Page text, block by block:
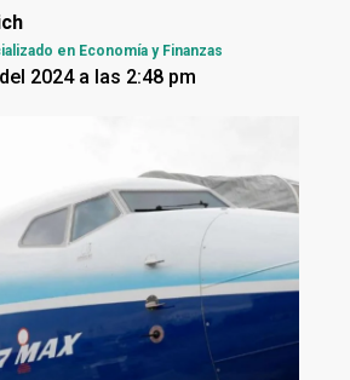
en Economía y Finanzas
2024 a las 2:48 pm